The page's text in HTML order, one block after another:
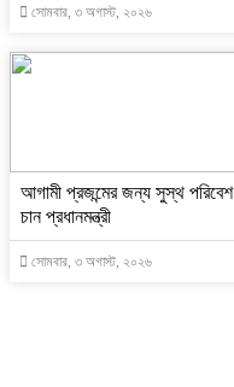
সোমবার, ৩ অগাস্ট, ২০২৬
আগামী প্রজন্মের জন্য সুস্থ পরিবেশ
চান প্রধানমন্ত্রী
সোমবার, ৩ অগাস্ট, ২০২৬